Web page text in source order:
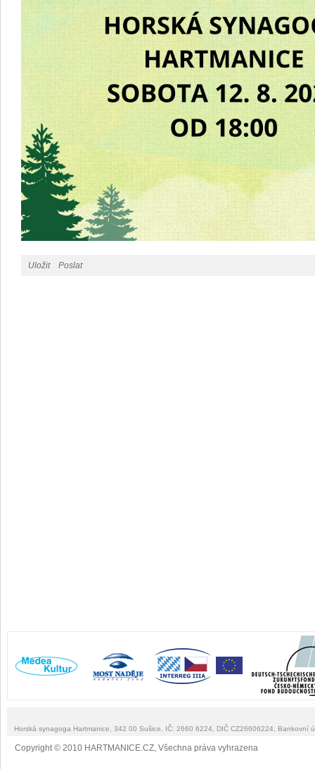
Uložit Poslat
Horská synagoga Hartmanice, 342 00 Sušice, IČ: 2660 6224, DIČ CZ26606224, Bankovní
Copyright © 2010 HARTMANICE.CZ, Všechna práva vyhrazena